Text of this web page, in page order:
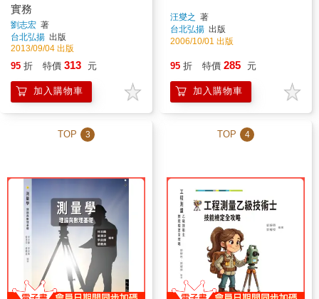
實務
劉志宏 著
台北弘揚 出版
2013/09/04 出版
95 折 特價 313 元
加入購物車
汪燮之 著
台北弘揚 出版
2006/10/01 出版
95 折 特價 285 元
加入購物車
TOP 3 TOP 4